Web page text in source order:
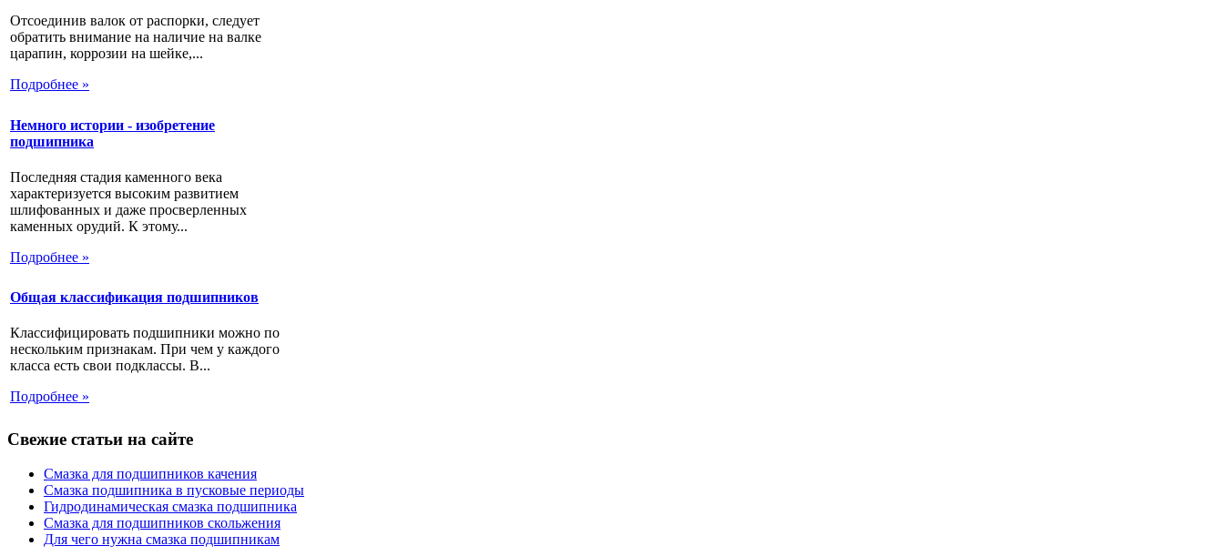
Отсоединив валок от распорки, следует
обратить внимание на наличие на валке
царапин, коррозии на шейке,...
Подробнее »
Немного истории - изобретение
подшипника
Последняя стадия каменного века
характеризуется высоким развитием
шлифованных и даже просверленных
каменных орудий. К этому...
Подробнее »
Общая классификация подшипников
Классифицировать подшипники можно по
нескольким признакам. При чем у каждого
класса есть свои подклассы. В...
Подробнее »
Свежие статьи на сайте
Смазка для подшипников качения
Смазка подшипника в пусковые периоды
Гидродинамическая смазка подшипника
Смазка для подшипников скольжения
Для чего нужна смазка подшипникам